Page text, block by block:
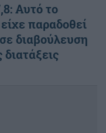
Αυτό το
παραδοθεί
διαβούλευση